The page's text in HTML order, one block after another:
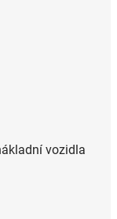
vozidla